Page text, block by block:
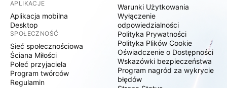
APLIKACJE
Aplikacja mobilna
Desktop
SPOŁECZNOŚĆ
Sieć społecznościowa
Ściana Miłości
Poleć przyjaciela
Program twórców
Regulamin
Warunki Użytkowania
Wyłączenie
odpowiedzialności
Polityka Prywatności
Polityka Plików Cookie
Oświadczenie o Dostępności
Wskazówki bezpieczeństwa
Program nagród za wykrycie
błędów